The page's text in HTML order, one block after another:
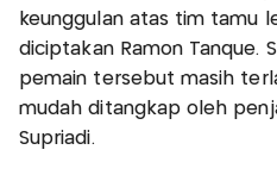
keunggulan atas tim tamu
diciptakan Ramon Tanque.
pemain tersebut masih
mudah ditangkap oleh
Supriadi.